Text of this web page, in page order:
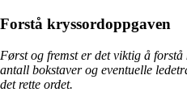
Forstå kryssordoppgaven
Først og fremst er det viktig å
antall bokstaver og eventuelle
det rette ordet.